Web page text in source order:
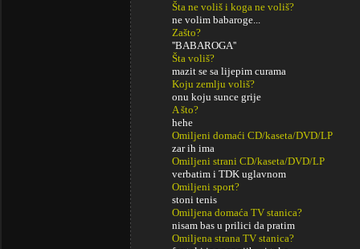
Šta ne voliš i koga ne voliš?
ne volim babaroge...
Zašto?
''BABAROGA''
Šta voliš?
mazit se sa lijepim curama
Koju zemlju voliš?
onu koju sunce grije
A što?
hehe
Omiljeni domaći CD/kaseta/DVD/LP
zar ih ima
Omiljeni strani CD/kaseta/DVD/LP
verbatim i TDK uglavnom
Omiljeni sport?
stoni tenis
Omiljena domaća TV stanica?
nisam bas u prilici da pratim
Omiljena strana TV stanica?